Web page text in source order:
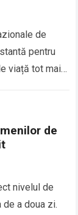
de
pentru
viață tot mai
de
nivelul de
a doua zi.